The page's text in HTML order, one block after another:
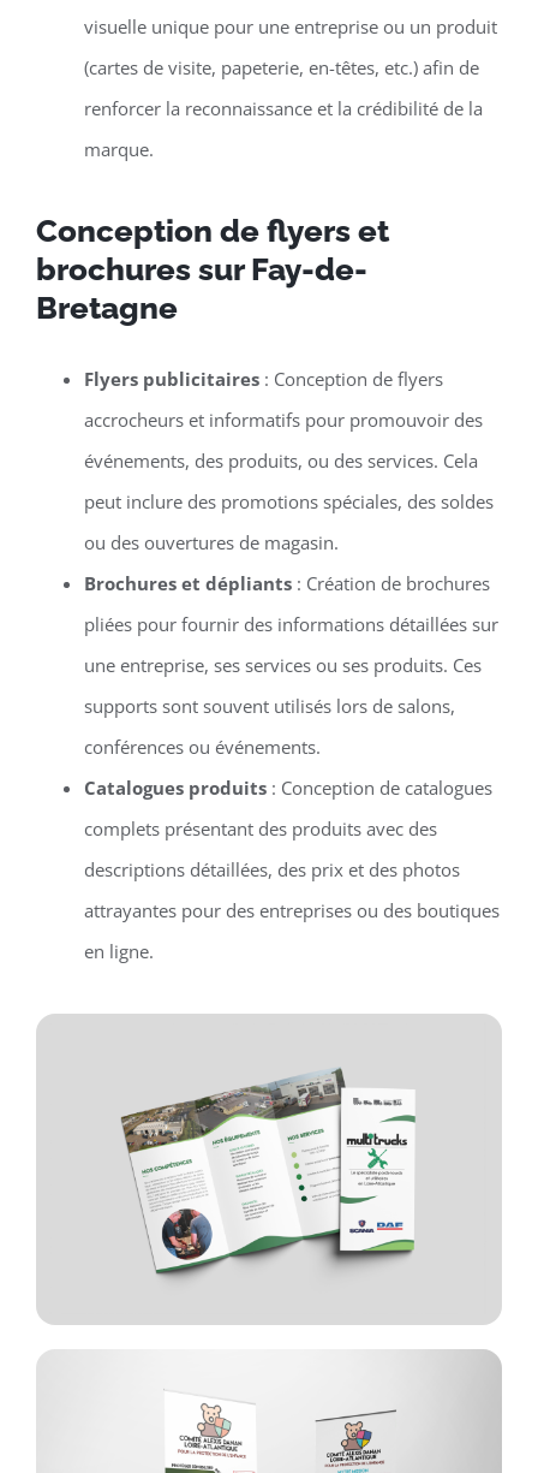
visuelle unique pour une entreprise ou un produit
(cartes de visite, papeterie, en-têtes, etc.) afin de
renforcer la reconnaissance et la crédibilité de la
marque.
Conception de flyers et
brochures sur Fay-de-
Bretagne
Flyers publicitaires: Conception de flyers
accrocheurs et informatifs pour promouvoir des
événements, des produits, ou des services. Cela
peut inclure des promotions spéciales, des soldes
ou des ouvertures de magasin.
Brochures et dépliants: Création de brochures
pliées pour fournir des informations détaillées sur
une entreprise, ses services ou ses produits. Ces
supports sont souvent utilisés lors de salons,
conférences ou événements.
Catalogues produits: Conception de catalogues
complets présentant des produits avec des
descriptions détaillées, des prix et des photos
attrayantes pour des entreprises ou des boutiques
en ligne.